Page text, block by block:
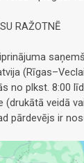
RAŽOTNĒ
no plkst. 8:00
veidā
pārdevējs ir